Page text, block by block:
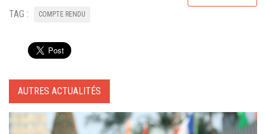
TAG : COMPTE RENDU
AUTRES ACTUALITÉS